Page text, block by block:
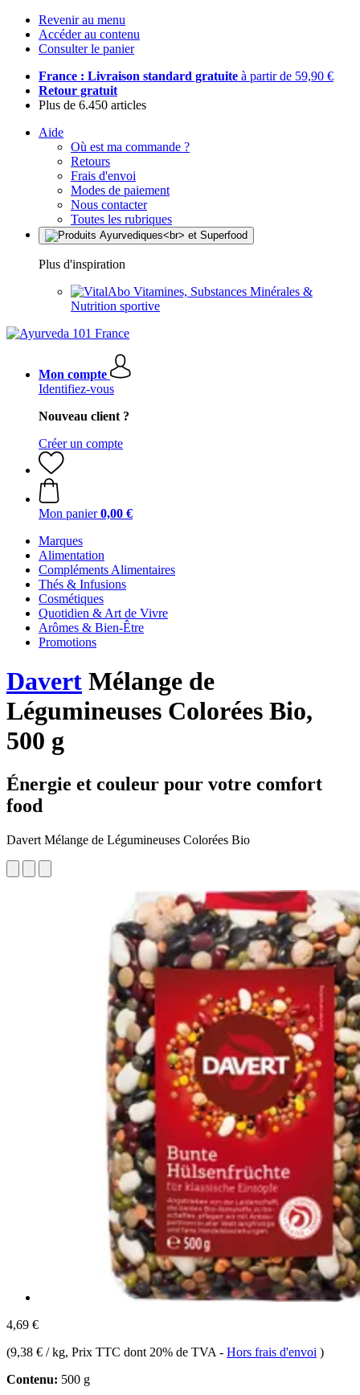
Revenir au menu
Accéder au contenu
Consulter le panier
France : Livraison standard gratuite à partir de 59,90 €
Retour gratuit
Plus de 6.450 articles
Aide
Où est ma commande ?
Retours
Frais d'envoi
Modes de paiement
Nous contacter
Toutes les rubriques
Plus d'inspiration
Vitamines, Substances Minérales &
Nutrition sportive
Mon compte
Identifiez-vous
Nouveau client ?
Créer un compte
Mon panier 0,00 €
Marques
Alimentation
Compléments Alimentaires
Thés & Infusions
Cosmétiques
Quotidien & Art de Vivre
Arômes & Bien-Être
Promotions
Davert Mélange de
Légumineuses Colorées Bio,
500 g
Énergie et couleur pour votre comfort
food
Davert Mélange de Légumineuses Colorées Bio
4,69 €
(9,38 € / kg, Prix TTC dont 20% de TVA - Hors frais d'envoi )
Contenu: 500 g